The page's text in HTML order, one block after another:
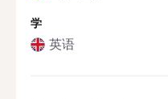
学
英语